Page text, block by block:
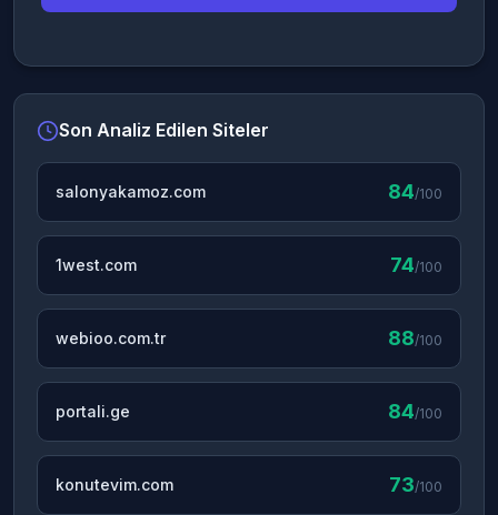
Son Analiz Edilen Siteler
salonyakamoz.com 84/100
1west.com 74/100
webioo.com.tr 88/100
portali.ge 84/100
konutevim.com 73/100